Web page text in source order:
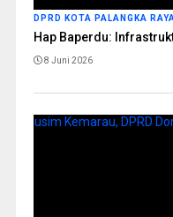
DPRD KOTA PALANGKA
Hap Baperdu:
8 Juni 2026